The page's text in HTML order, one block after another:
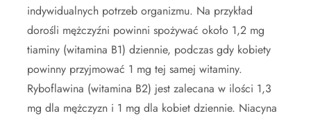
indywidualnych potrzeb organizmu. Na przykład
dorośli mężczyźni powinni spożywać około 1,2 mg
tiaminy (witamina B1) dziennie, podczas gdy kobiety
powinny przyjmować 1 mg tej samej witaminy.
Ryboflawina (witamina B2) jest zalecana w ilości 1,3
mg dla mężczyzn i 1 mg dla kobiet dziennie. Niacyna